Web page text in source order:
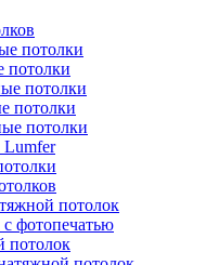
потолки
потолки
потолки
потолки
потолки
Lumfer
потолок
фотопечатью
потолок